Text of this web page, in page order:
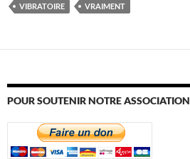
VIBRATOIRE
VRAIMENT
POUR SOUTENIR NOTRE ASSOCIATION